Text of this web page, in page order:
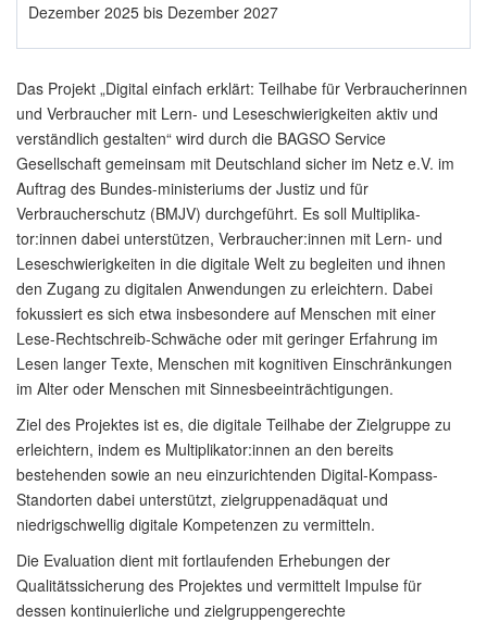
Dezember 2025 bis Dezember 2027
Das Projekt „Digital einfach erklärt: Teilhabe für Verbraucherinnen
und Verbraucher mit Lern- und Leseschwierigkeiten aktiv und
verständlich gestalten“ wird durch die BAGSO Service
Gesellschaft gemeinsam mit Deutschland sicher im Netz e.V. im
Auftrag des Bundes-ministeriums der Justiz und für
Verbraucherschutz (BMJV) durchgeführt. Es soll Multiplika-
tor:innen dabei unterstützen, Verbraucher:innen mit Lern- und
Leseschwierigkeiten in die digitale Welt zu begleiten und ihnen
den Zugang zu digitalen Anwendungen zu erleichtern. Dabei
fokussiert es sich etwa insbesondere auf Menschen mit einer
Lese-Rechtschreib-Schwäche oder mit geringer Erfahrung im
Lesen langer Texte, Menschen mit kognitiven Einschränkungen
im Alter oder Menschen mit Sinnesbeeinträchtigungen.
Ziel des Projektes ist es, die digitale Teilhabe der Zielgruppe zu
erleichtern, indem es Multiplikator:innen an den bereits
bestehenden sowie an neu einzurichtenden Digital-Kompass-
Standorten dabei unterstützt, zielgruppenadäquat und
niedrigschwellig digitale Kompetenzen zu vermitteln.
Die Evaluation dient mit fortlaufenden Erhebungen der
Qualitätssicherung des Projektes und vermittelt Impulse für
dessen kontinuierliche und zielgruppengerechte